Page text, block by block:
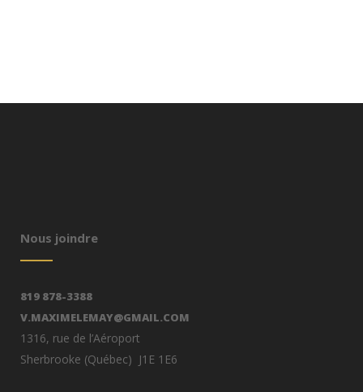
Nous joindre
819 878-3388
V.MAXIMELEMAY@GMAIL.COM
1316, rue de l’Aéroport
Sherbrooke (Québec) J1E 1E6